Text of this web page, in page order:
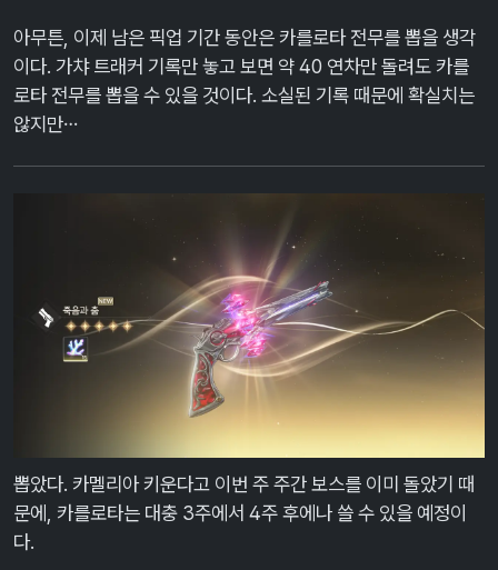
아무튼, 이제 남은 픽업 기간 동안은 카를로타 전무를 뽑을 생각
이다. 가챠 트래커 기록만 놓고 보면 약 40 연차만 돌려도 카를
로타 전무를 뽑을 수 있을 것이다. 소실된 기록 때문에 확실치는
않지만…
뽑았다. 카멜리아 키운다고 이번 주 주간 보스를 이미 돌았기 때
문에, 카를로타는 대충 3주에서 4주 후에나 쓸 수 있을 예정이
다.